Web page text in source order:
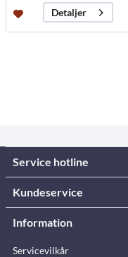
Detaljer
Service hotline
Kundeservice
Information
Servicevilkår